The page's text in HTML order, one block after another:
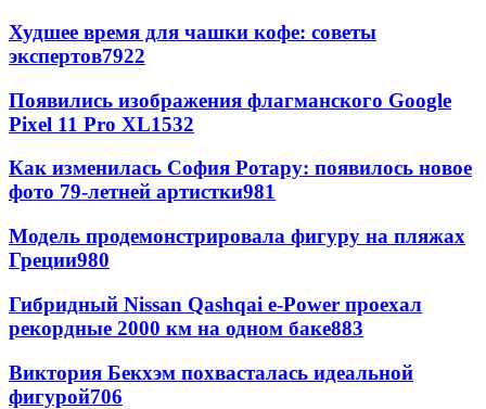
Худшее время для чашки кофе: советы
экспертов7922
Появились изображения флагманского Google
Pixel 11 Pro XL1532
Как изменилась София Ротару: появилось новое
фото 79-летней артистки981
Модель продемонстрировала фигуру на пляжах
Греции980
Гибридный Nissan Qashqai e-Power проехал
рекордные 2000 км на одном баке883
Виктория Бекхэм похвасталась идеальной
фигурой706